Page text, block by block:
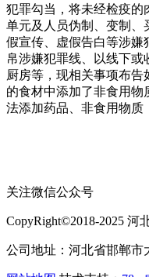
犯罪勾当，将未经检疫的
单元及人员伪制、变制、
假宣传、虚假告白等涉嫌
帛涉嫌犯罪线、以线下
厨房等，现相关事项布
的食材中添加了非食用
法添加药品、非食用物质
关注微信公众号
CopyRight©2018-2025 河
公司地址：河北省邯郸市